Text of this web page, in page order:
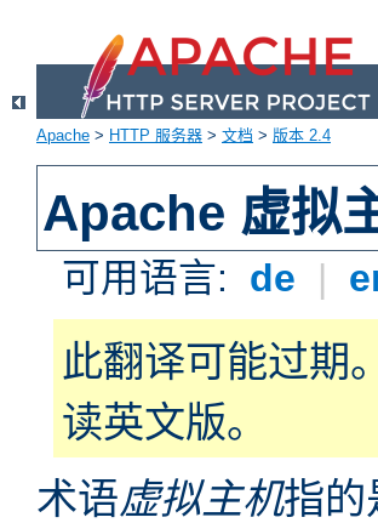
Apache > HTTP 服务器 > 文档 > 版本 2.4
Apache 虚拟
可用语言: de |
此翻译可能过期
读英文版。
术语虚拟主机指的